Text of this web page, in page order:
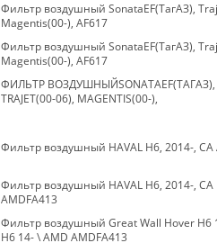
Фильтр воздушный SonataEF(ТагАЗ),
Magentis(00-), AF617
Фильтр воздушный SonataEF(ТагАЗ),
Magentis(00-), AF617
ФИЛЬТР ВОЗДУШНЫЙSONATAEF(ТАГАЗ),
TRAJET(00-06), MAGENTIS(00-),
Фильтр воздушный HAVAL H6, 2014-, CA
AMDFA413
Фильтр воздушный Great Wall Hover H6
H6 14- \ AMD AMDFA413